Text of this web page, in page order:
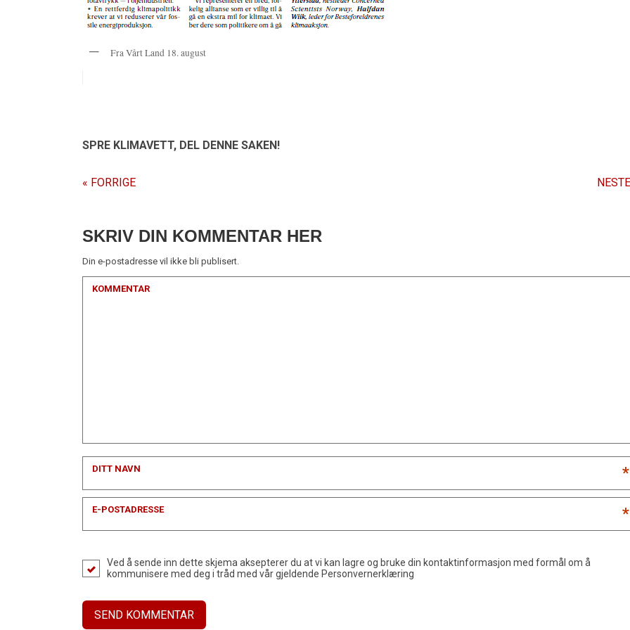
Fra Vårt Land 18. august
SPRE KLIMAVETT, DEL DENNE SAKEN!
« FORRIGE
SKRIV DIN KOMMENTAR HER
Din e-postadresse vil ikke bli publisert.
KOMMENTAR
DITT NAVN *
E-POSTADRESSE *
Ved å sende inn dette skjema aksepterer du at vi kan lagre og bruke din kontaktinformasjon med formål om å
kommunisere med deg i tråd med vår gjeldende Personvernerklæring